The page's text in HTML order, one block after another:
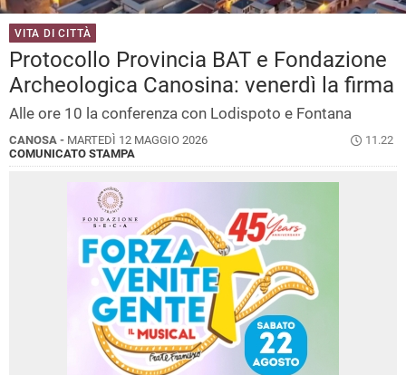
VITA DI CITTÀ
Protocollo Provincia BAT e Fondazione
Archeologica Canosina: venerdì la firma
Alle ore 10 la conferenza con Lodispoto e Fontana
CANOSA - MARTEDÌ 12 MAGGIO 2026
11.22
COMUNICATO STAMPA